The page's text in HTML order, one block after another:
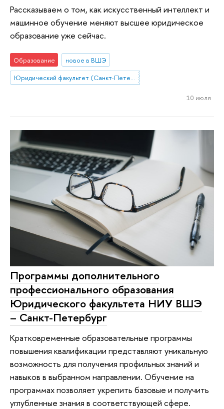
Рассказываем о том, как искусственный интеллект и
машинное обучение меняют высшее юридическое
образование уже сейчас.
Образование
новое в ВШЭ
Юридический факультет (Санкт-Петербург)
10 июля
Программы дополнительного
профессионального образования
Юридического факультета НИУ ВШЭ
– Санкт-Петербург
Кратковременные образовательные программы
повышения квалификации представляют уникальную
возможность для получения профильных знаний и
навыков в выбранном направлении. Обучение на
программах позволяет укрепить базовые и получить
углубленные знания в соответствующей сфере.